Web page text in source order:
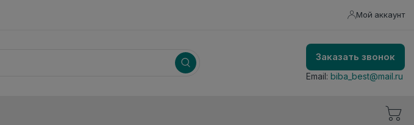
Мой аккаунт
Заказать звонок
Email: biba_best@mail.ru